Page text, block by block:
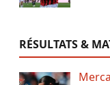
RÉSULTATS &